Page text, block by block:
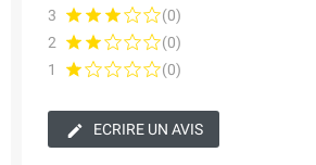
3
(0)
2
(0)
1
(0)
ECRIRE UN AVIS